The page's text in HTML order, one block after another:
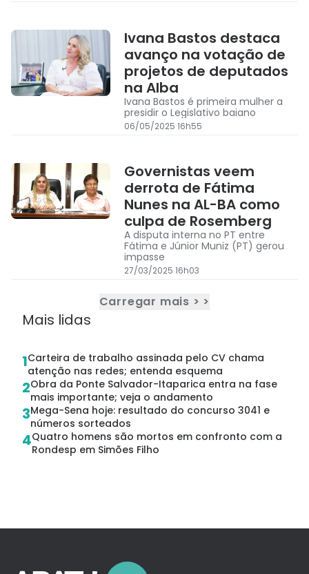
Ivana Bastos destaca
avanço na votação de
projetos de deputados
na Alba
Ivana Bastos é primeira mulher a
presidir o Legislativo baiano
06/05/2025 16h55
Governistas veem
derrota de Fátima
Nunes na AL-BA como
culpa de Rosemberg
A disputa interna no PT entre
Fátima e Júnior Muniz (PT) gerou
impasse
27/03/2025 16h03
Carregar mais > >
Mais lidas
1Carteira de trabalho assinada pelo CV chama
atenção nas redes; entenda esquema
2Obra da Ponte Salvador-Itaparica entra na fase
mais importante; veja o andamento
3Mega-Sena hoje: resultado do concurso 3041 e
números sorteados
4Quatro homens são mortos em confronto com a
Rondesp em Simões Filho